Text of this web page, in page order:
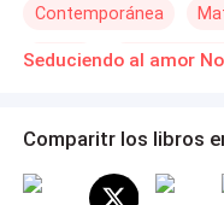
hace diez años,
muy inteligente,
sociedad entre ellos; y
muchacha tiene otros
Contemporánea
Drama Heredero /
Comparitr los libros